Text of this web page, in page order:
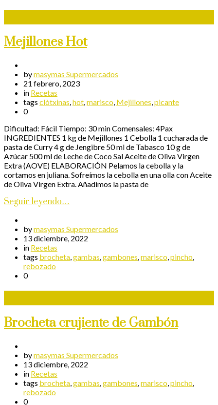
Mejillones Hot
bymasymas Supermercados
21 febrero, 2023
in Recetas
tags clòtxinas,hot,marisco, Mejillones,picante
0
Dificultad: Fácil Tiempo: 30 min Comensales: 4Pax
INGREDIENTES 1 kg de Mejillones 1 Cebolla 1 cucharada de
pasta de Curry 4 g de Jengibre 50 ml de Tabasco 10 g de
Azúcar 500 ml de Leche de Coco Sal Aceite de Oliva Virgen
Extra (AOVE) ELABORACIÓN Pelamos la cebolla y la
cortamos en juliana. Sofreímos la cebolla en una olla con Aceite
de Oliva Virgen Extra. Añadimos la pasta de
Seguir leyendo…
bymasymas Supermercados
13 diciembre, 2022
in Recetas
tags brocheta,gambas,gambones,marisco,pincho,
rebozado
0
Brocheta crujiente de Gambón
bymasymas Supermercados
13 diciembre, 2022
in Recetas
tags brocheta,gambas,gambones,marisco,pincho,
rebozado
0